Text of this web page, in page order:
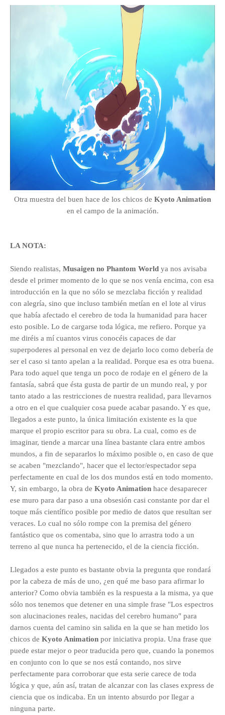
Otra muestra del buen hace de los chicos de Kyoto Animation
en el campo de la animación.
LA NOTA:
Siendo realistas, Musaigen no Phantom World ya nos avisaba
desde el primer momento de lo que se nos venía encima, con esa
introducción en la que no sólo se mezclaba ficción y realidad
con alegría, sino que incluso también metían en el lote al virus
que había afectado el cerebro de toda la humanidad para hacer
esto posible. Lo de cargarse toda lógica, me refiero. Porque ya
me diréis a mí cuantos virus conocéis capaces de dar
superpoderes al personal en vez de dejarlo loco como debería de
ser el caso si tanto apelan a la realidad. Porque esa es otra buena.
Para todo aquel que tenga un poco de rodaje en el género de la
fantasía, sabrá que ésta gusta de partir de un mundo real, y por
tanto atado a las restricciones de nuestra realidad, para llevarnos
a otro en el que cualquier cosa puede acabar pasando. Y es que,
llegados a este punto, la única limitación existente es la que
marque el propio escritor para su obra. La cual, como es de
imaginar, tiende a marcar una línea bastante clara entre ambos
mundos, a fin de separarlos lo máximo posible o, en caso de que
se acaben "mezclando", hacer que el lector/espectador sepa
perfectamente en cual de los dos mundos está en todo momento.
Y, sin embargo, la obra de Kyoto Animation hace desaparecer
ese muro para dar paso a una obsesión casi constante por dar el
toque más científico posible por medio de datos que resultan ser
veraces. Lo cual no sólo rompe con la premisa del género
fantástico que os comentaba, sino que lo arrastra todo a un
terreno al que nunca ha pertenecido, el de la ciencia ficción.
Llegados a este punto es bastante obvia la pregunta que rondará
por la cabeza de más de uno, ¿en qué me baso para afirmar lo
anterior? Como obvia también es la respuesta a la misma, ya que
sólo nos tenemos que detener en una simple frase "Los espectros
son alucinaciones reales, nacidas del cerebro humano" para
darnos cuenta del camino sin salida en la que se han metido los
chicos de Kyoto Animation por iniciativa propia. Una frase que
puede estar mejor o peor traducida pero que, cuando la ponemos
en conjunto con lo que se nos está contando, nos sirve
perfectamente para corroborar que esta serie carece de toda
lógica y que, aún así, tratan de alcanzar con las clases express de
ciencia que os indicaba. En un intento absurdo por llegar a
ninguna parte.